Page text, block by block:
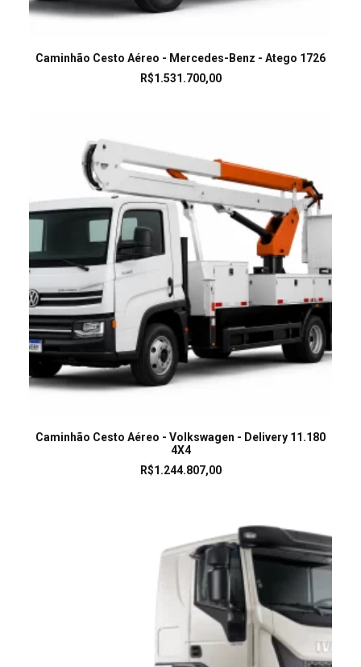
LEIA MAIS
Caminhão Cesto Aéreo - Mercedes-Benz - Atego 1726
R$1.531.700,00
LEIA MAIS
Caminhão Cesto Aéreo - Volkswagen - Delivery 11.180
4X4
R$1.244.807,00